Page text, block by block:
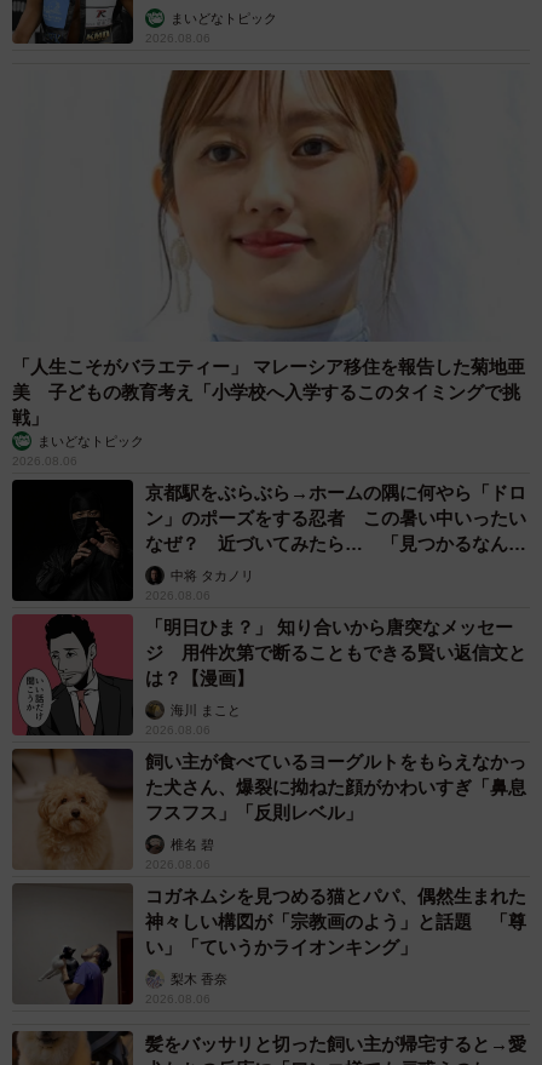
まいどなトピック
2026.08.06
「人生こそがバラエティー」 マレーシア移住を報告した菊地亜
美 子どもの教育考え「小学校へ入学するこのタイミングで挑
戦」
まいどなトピック
2026.08.06
京都駅をぶらぶら→ホームの隅に何やら「ドロ
ン」のポーズをする忍者 この暑い中いったい
なぜ？ 近づいてみたら… 「見つかるなんて
未熟」中将 タカノリ
2026.08.06
「明日ひま？」 知り合いから唐突なメッセー
ジ 用件次第で断ることもできる賢い返信文と
は？【漫画】
海川 まこと
2026.08.06
飼い主が食べているヨーグルトをもらえなかっ
た犬さん、爆裂に拗ねた顔がかわいすぎ「鼻息
フスフス」「反則レベル」
椎名 碧
2026.08.06
コガネムシを見つめる猫とパパ、偶然生まれた
神々しい構図が「宗教画のよう」と話題 「尊
い」「ていうかライオンキング」
梨木 香奈
2026.08.06
髪をバッサリと切った飼い主が帰宅すると→愛